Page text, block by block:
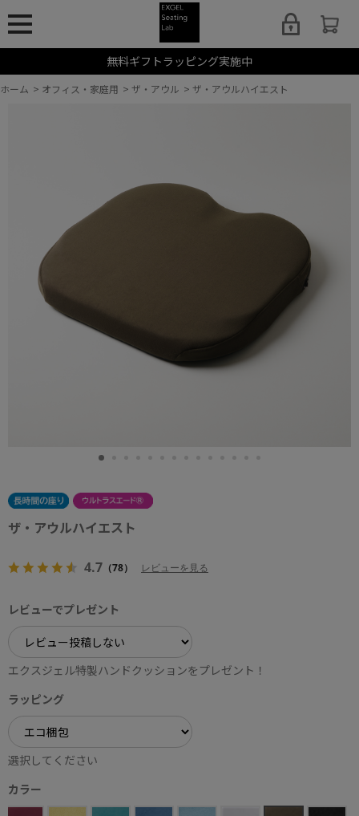
無料ギフトラッピング実施中
ホーム > オフィス・家庭用 > ザ・アウル > ザ・アウルハイエスト
ザ・アウルハイエスト
4.7 （78） レビューを見る
レビューでプレゼント
エクスジェル特製ハンドクッションをプレゼント！
ラッピング
選択してください
カラー